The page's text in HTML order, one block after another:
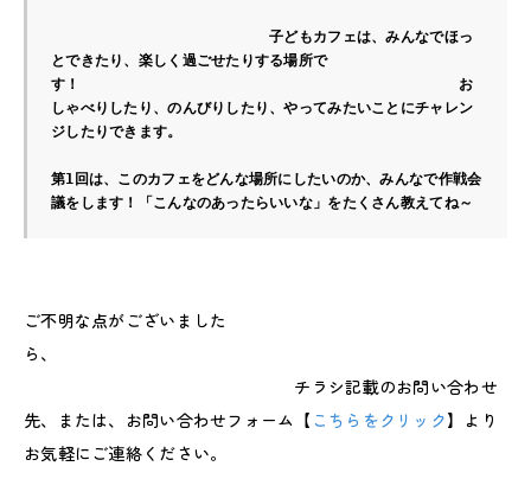
子どもカフェは、みんなでほっ
とできたり、楽しく過ごせたりする場所で
す！　　　　　　　　　　　　　　　　　　　　　　　　　　お
しゃべりしたり、のんびりしたり、やってみたいことにチャレン
ジしたりできます。
第1回は、このカフェをどんな場所にしたいのか、みんなで作戦会
議をします！「こんなのあったらいいな」をたくさん教えてね～
ご不明な点がございました
ら、
チラシ記載のお問い合わせ
先、または、お問い合わせフォーム【 こちらをクリック】より
お気軽にご連絡ください。